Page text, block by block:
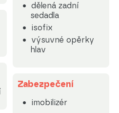
dělená zadní
sedadla
isofix
výsuvné opěrky
hlav
Zabezpečení
imobilizér